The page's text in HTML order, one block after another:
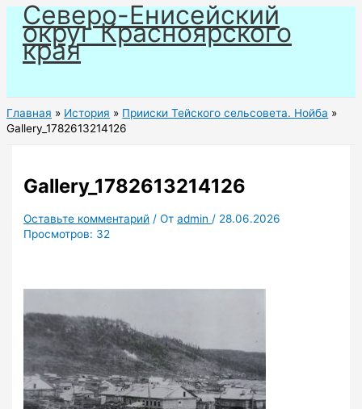
Перейти
содержимому
Северо-Енисейский
округ Красноярского
края
Главная История
Прииски Тейского сельсовета. Нойба
Gallery_1782613214126
Gallery_1782613214126
Оставьте комментарий / Отadmin / 28.06.2026
Просмотров: 32